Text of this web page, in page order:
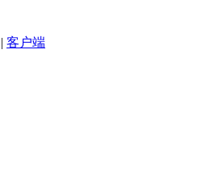
| 客户端